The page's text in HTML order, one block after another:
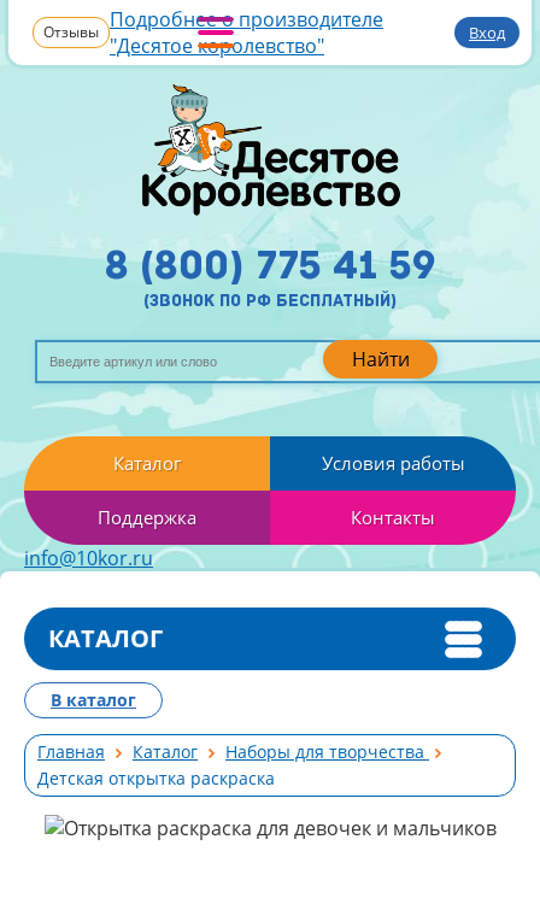
Отзывы Подробнее о производителе
"Десятое королевство"
Вход
Найти
8 (800) 775 41 59
(звонок по рф бесплатный)
Каталог Условия работы
Поддержка Контакты
info@10kor.ru
КАТАЛОГ
Главная Каталог
Наборы для творчества
Детская открытка раскраска
В каталог